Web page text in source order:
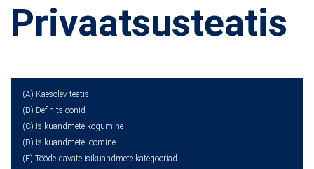
Privaatsusteatis
(A) Käesolev teatis
(B) Definitsioonid
(C) Isikuandmete kogumine
(D) Isikuandmete loomine
(E) Töödeldavate isikuandmete kategooriad